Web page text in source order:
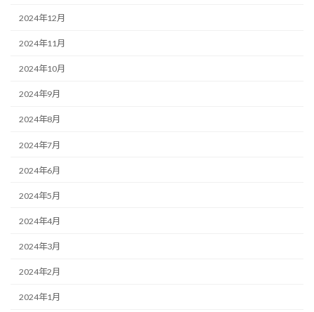
2024年12月
2024年11月
2024年10月
2024年9月
2024年8月
2024年7月
2024年6月
2024年5月
2024年4月
2024年3月
2024年2月
2024年1月